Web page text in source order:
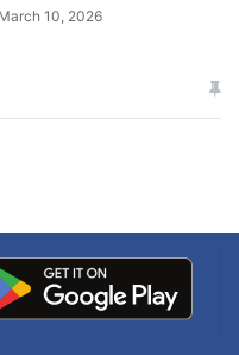
March 10, 2026
में धक्का… आरोपियों ने